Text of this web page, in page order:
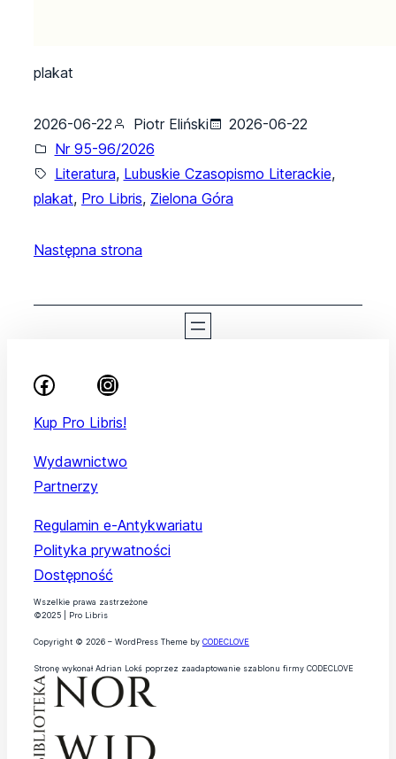
plakat
2026-06-22 Piotr Eliński
2026-06-22
Nr 95-96/2026
Literatura, Lubuskie Czasopismo Literackie,
plakat, Pro Libris, Zielona Góra
Następna strona
Kup Pro Libris!
Wydawnictwo
Partnerzy
Regulamin e-Antykwariatu
Polityka prywatności
Dostępność
Wszelkie prawa zastrzeżone
©2025 | Pro Libris
Copyright © 2026 – WordPress Theme by CODECLOVE
Stronę wykonał Adrian Lokś poprzez zaadaptowanie szablonu firmy CODECLOVE